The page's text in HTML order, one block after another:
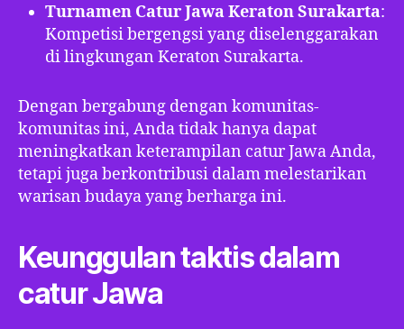
Turnamen Catur Jawa Keraton Surakarta:
Kompetisi bergengsi yang diselenggarakan
di lingkungan Keraton Surakarta.
Dengan bergabung dengan komunitas-
komunitas ini, Anda tidak hanya dapat
meningkatkan keterampilan catur Jawa Anda,
tetapi juga berkontribusi dalam melestarikan
warisan budaya yang berharga ini.
Keunggulan taktis dalam
catur Jawa